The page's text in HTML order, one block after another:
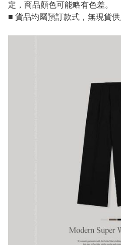
定，商品顏色可能略有色差。
■ 貨品均屬預訂款式，無現貨